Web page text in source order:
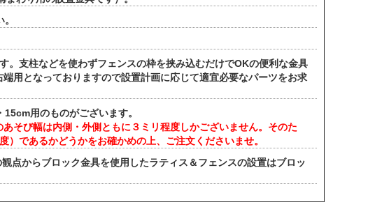
。支柱などを使わずフェンスの枠を挟み込むだけでOKの便利な金具
用となっておりますので設置計画に応じて適宜必要なパーツをお求
用のものがございます。
そび幅は内側・外側ともに３ミリ程度しかございません。そのた
であるかどうかをお確かめの上、ご注文くださいませ。
点からブロック金具を使用したラティス＆フェンスの設置はブロッ